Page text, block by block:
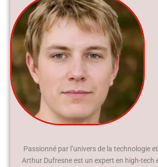
Passionné par l’univers de la technologie
Arthur Dufresne est un expert en high-tech